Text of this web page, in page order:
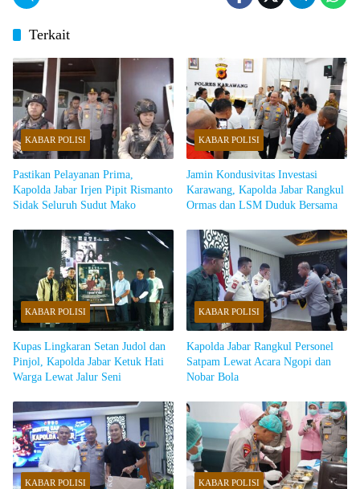
Terkait
KABAR POLISI
Pastikan Pelayanan Prima,
Kapolda Jabar Irjen Pipit Rismanto
Sidak Seluruh Sudut Mako
KABAR POLISI
Jamin Kondusivitas Investasi
Karawang, Kapolda Jabar Rangkul
Ormas dan LSM Duduk Bersama
KABAR POLISI
Kupas Lingkaran Setan Judol dan
Pinjol, Kapolda Jabar Ketuk Hati
Warga Lewat Jalur Seni
KABAR POLISI
Kapolda Jabar Rangkul Personel
Satpam Lewat Acara Ngopi dan
Nobar Bola
KABAR POLISI KABAR POLISI